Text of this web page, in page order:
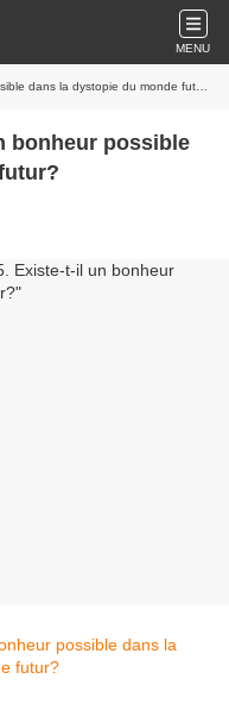
MENU
dans la dystopie du monde futur?
bonheur possible